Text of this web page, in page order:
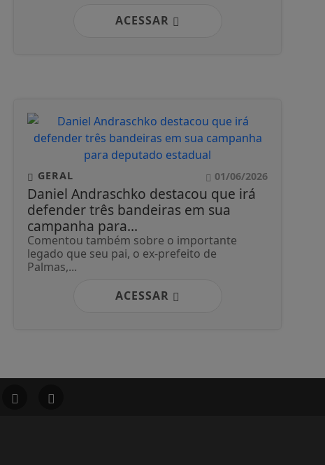
ACESSAR
GERAL 01/06/2026
Daniel Andraschko destacou que irá
defender três bandeiras em sua
campanha para...
Comentou também sobre o importante
legado que seu pai, o ex-prefeito de
Palmas,...
ACESSAR